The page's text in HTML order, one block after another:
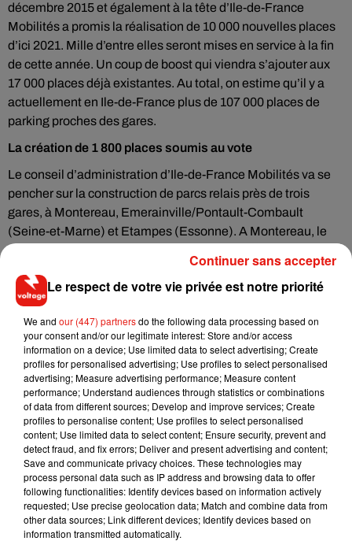
décembre 2015 et également à la tête d’Ile-de-France
Mobilités a promis la réalisation de 10 000 nouvelles places
d’ici 2021. Mille d’entre elles seront mises en service à la fin
de cette année. Un coup de boost qui viendra s’ajouter aux
17 000 places déjà existantes. Au total, on estime qu’il y a
actuellement en Ile-de-France plus de 107 000 places de
parking proches des gares.
La création de 1 800 places soumis au vote
Le conseil d’administration d’Ile-de-France Mobilités va se
pencher sur la construction de parcs relais près de trois
gares, à Montereau, Emerainville/Pontault-Combault
(Seine-et-Marne) et Etampes (Essonne). A Montereau, le
dossier propose deux parkings de 890 places, dans le cadre
d’un réaménagement plus global des abords de la gare et de
la station de bus.
labellisés) aux entrées de Paris. De gigantesques zones de
stationnement peu remplies, comme dans le secteur de la
Porte de Bagnolet... C’est ce qu’il y a de pire pour inciter les
Franciliens à quitter leur voiture. Ces parkings ne sont pas au
bon endroit. Quand, par exemple, un automobiliste arrive à la
porte d’Orléans après 1h10 de trajet et qu’il ne lui reste plus
qu’une demi-heure de voiture dans Paris, il ne trouve aucune
raison de lâcher son véhicule, il perdrait plus de temps qu’en
continuant au volant, selon la région Ile-de-France.
En revanche, bien localisés, des parcs relais aux portes de la
capitale peuvent inciter à changer les habitudes des
Le respect de votre vie privée est notre priorité
We and our (447) partnersdo the following data processing based on
your consent and/or our legitimate interest: Store and/or access
information on a device; Use limited data to select advertising; Create
profiles for personalised advertising; Use profiles to select personalised
advertising; Measure advertising performance; Measure content
performance; Understand audiences through statistics or combinations
of data from different sources; Develop and improve services; Create
profiles to personalise content; Use profiles to select personalised
content; Use limited data to select content; Ensure security, prevent and
detect fraud, and fix errors; Deliver and present advertising and content;
Save and communicate privacy choices. These technologies may
process personal data such as IP address and browsing data to offer
following functionalities: Identify devices based on information actively
requested; Use precise geolocation data; Match and combine data from
other data sources; Link different devices; Identify devices based on
information transmitted automatically.
Continuer sans accepter